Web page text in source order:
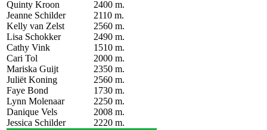
Quinty Kroon
2400 m.
Jeanne Schilder
2110 m.
Kelly van Zelst
2560 m.
Lisa Schokker
2490 m.
Cathy Vink
1510 m.
Cari Tol
2000 m.
Mariska Guijt
2350 m.
Juliët Koning
2560 m.
Faye Bond
1730 m.
Lynn Molenaar
2250 m.
Danique Vels
2008 m.
Jessica Schilder
2220 m.